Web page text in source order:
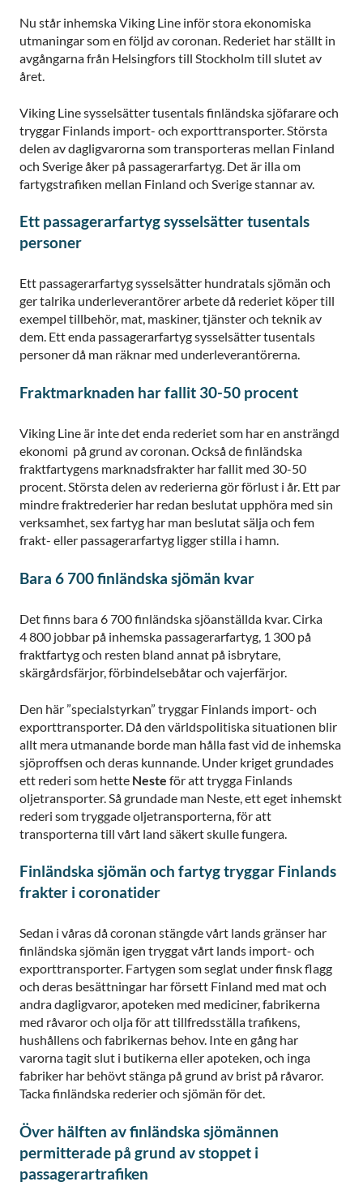
Nu står inhemska Viking Line inför stora ekonomiska
utmaningar som en följd av coronan. Rederiet har ställt in
avgångarna från Helsingfors till Stockholm till slutet av
året.
Viking Line sysselsätter tusentals finländska sjöfarare och
tryggar Finlands import- och exporttransporter. Största
delen av dagligvarorna som transporteras mellan Finland
och Sverige åker på passagerarfartyg. Det är illa om
fartygstrafiken mellan Finland och Sverige stannar av.
Ett passagerarfartyg sysselsätter tusentals
personer
Ett passagerarfartyg sysselsätter hundratals sjömän och
ger talrika underleverantörer arbete då rederiet köper till
exempel tillbehör, mat, maskiner, tjänster och teknik av
dem. Ett enda passagerarfartyg sysselsätter tusentals
personer då man räknar med underleverantörerna.
Fraktmarknaden har fallit 30-50 procent
Viking Line är inte det enda rederiet som har en ansträngd
ekonomi på grund av coronan. Också de finländska
fraktfartygens marknadsfrakter har fallit med 30-50
procent. Största delen av rederierna gör förlust i år. Ett par
mindre fraktrederier har redan beslutat upphöra med sin
verksamhet, sex fartyg har man beslutat sälja och fem
frakt- eller passagerarfartyg ligger stilla i hamn.
Bara 6 700 finländska sjömän kvar
Det finns bara 6 700 finländska sjöanställda kvar. Cirka
4 800 jobbar på inhemska passagerarfartyg, 1 300 på
fraktfartyg och resten bland annat på isbrytare,
skärgårdsfärjor, förbindelsebåtar och vajerfärjor.
Den här ”specialstyrkan” tryggar Finlands import- och
exporttransporter. Då den världspolitiska situationen blir
allt mera utmanande borde man hålla fast vid de inhemska
sjöproffsen och deras kunnande. Under kriget grundades
ett rederi som hette Neste för att trygga Finlands
oljetransporter. Så grundade man Neste, ett eget inhemskt
rederi som tryggade oljetransporterna, för att
transporterna till vårt land säkert skulle fungera.
Finländska sjömän och fartyg tryggar Finlands
frakter i coronatider
Sedan i våras då coronan stängde vårt lands gränser har
finländska sjömän igen tryggat vårt lands import- och
exporttransporter. Fartygen som seglat under finsk flagg
och deras besättningar har försett Finland med mat och
andra dagligvaror, apoteken med mediciner, fabrikerna
med råvaror och olja för att tillfredsställa trafikens,
hushållens och fabrikernas behov. Inte en gång har
varorna tagit slut i butikerna eller apoteken, och inga
fabriker har behövt stänga på grund av brist på råvaror.
Tacka finländska rederier och sjömän för det.
Över hälften av finländska sjömännen
permitterade på grund av stoppet i
passagerartrafiken